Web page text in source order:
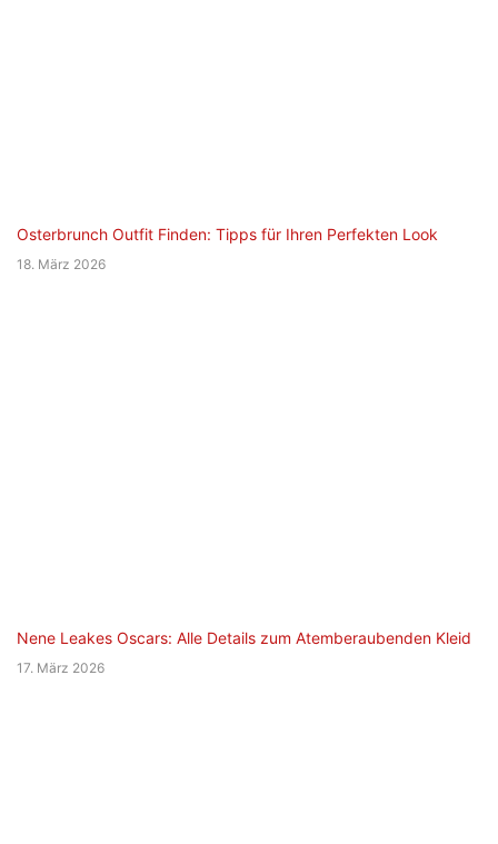
Osterbrunch Outfit Finden: Tipps für Ihren Perfekten Look
18. März 2026
Nene Leakes Oscars: Alle Details zum Atemberaubenden Kleid
17. März 2026